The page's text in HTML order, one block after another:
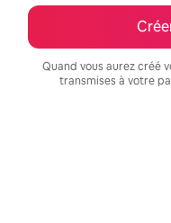
Quand vous aurez créé
transmises à votre